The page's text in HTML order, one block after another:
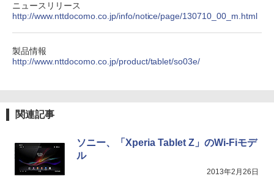
5
ver 山中柔太朗(B4サイズ両面ピンナッ
セリング 自動ペアリング Type-C充電 マイク
学/WEB会議(ホワイト)
￥1,964
￥3,480
【Amazon.co.jp限定】 伊藤園 磨かれて、澄
版ビッグガンガンコミックス)
ニュースリリース
http://www.nttdocomo.co.jp/info/notice/page/130710_00_m.html
製品情報
http://www.nttdocomo.co.jp/product/tablet/so03e/
関連記事
ソニー、「Xperia Tablet Z」のWi-Fiモデ
ル
2013年2月26日